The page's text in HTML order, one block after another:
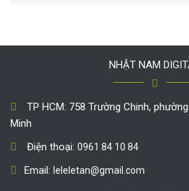
NHẬT NAM
TP HCM: 758 Trường Chinh,
Minh
Điện thoại: 0961 84 10 84
Email: leleletan@gmail.com